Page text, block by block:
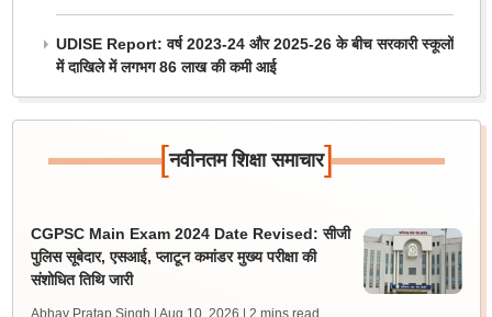
UDISE Report: वर्ष 2023-24 और 2025-26 के बीच सरकारी स्कूलों
में दाखिले में लगभग 86 लाख की कमी आई
[नवीनतम शिक्षा समाचार]
CGPSC Main Exam 2024 Date Revised: सीजी
पुलिस सूबेदार, एसआई, प्लाटून कमांडर मुख्य परीक्षा की
संशोधित तिथि जारी
Abhay Pratap Singh | Aug 10, 2026 | 2 mins read